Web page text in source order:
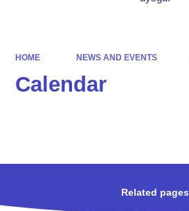
HOME NEWS AND EVENTS
Calendar
Related pages